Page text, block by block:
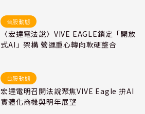
台股動態
〈宏達電法說〉VIVE EAGLE鎖定「開放
式AI」架構 營運重心轉向軟硬整合
台股動態
宏達電明召開法說聚焦VIVE Eagle 拚AI
實體化商機與明年展望